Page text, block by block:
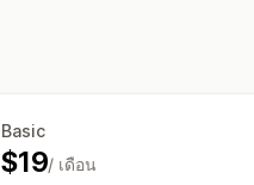
Basic
$19/ เดือน